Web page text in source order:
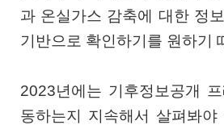
과 온실가스 감축에 대한 정
기반으로 확인하기를 원하기
2023년에는 기후정보공개
동하는지 지속해서 살펴봐야